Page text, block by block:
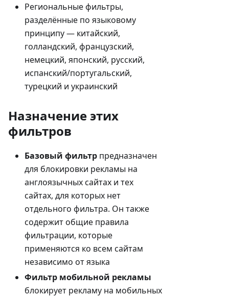
Региональные фильтры,
разделённые по языковому
принципу — китайский,
голландский, французский,
немецкий, японский, русский,
испанский/португальский,
турецкий и украинский
Назначение этих
фильтров
Базовый фильтр предназначен
для блокировки рекламы на
англоязычных сайтах и тех
сайтах, для которых нет
отдельного фильтра. Он также
содержит общие правила
фильтрации, которые
применяются ко всем сайтам
независимо от языка
Фильтр мобильной рекламы
блокирует рекламу на мобильных